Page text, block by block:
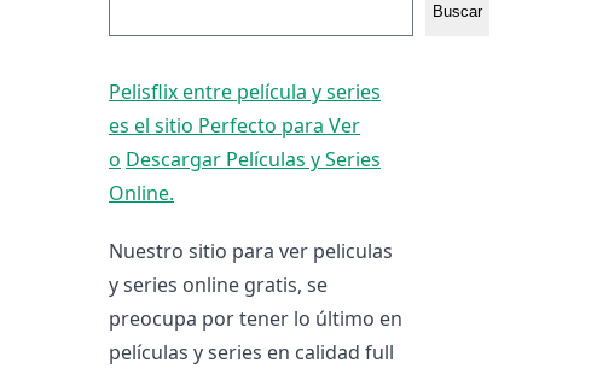
Buscar
Pelisflix entre película y series
es el sitio Perfecto para Ver
o Descargar Películas y Series
Online.
Nuestro sitio para ver peliculas
y series online gratis, se
preocupa por tener lo último en
películas y series en calidad full